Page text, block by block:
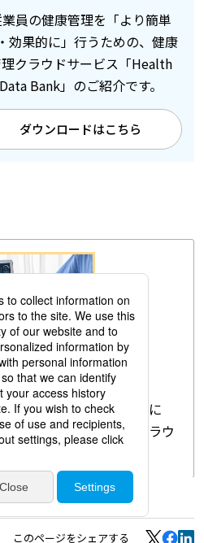
員の健康管理を「より簡単
効果的に」行うための、健康
クラウドサービス「Health
Data Bank」のご紹介です。
ダウンロードはこちら
一元管理・可視化を可能に
化や効率化を実現するクラウ
す。
このページをシェアする